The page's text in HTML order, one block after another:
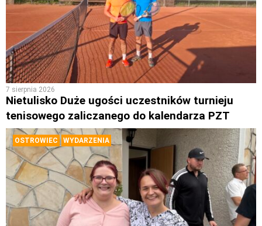
7 sierpnia 2026
Nietulisko Duże ugości uczestników turnieju
tenisowego zaliczanego do kalendarza PZT
OSTROWIEC WYDARZENIA